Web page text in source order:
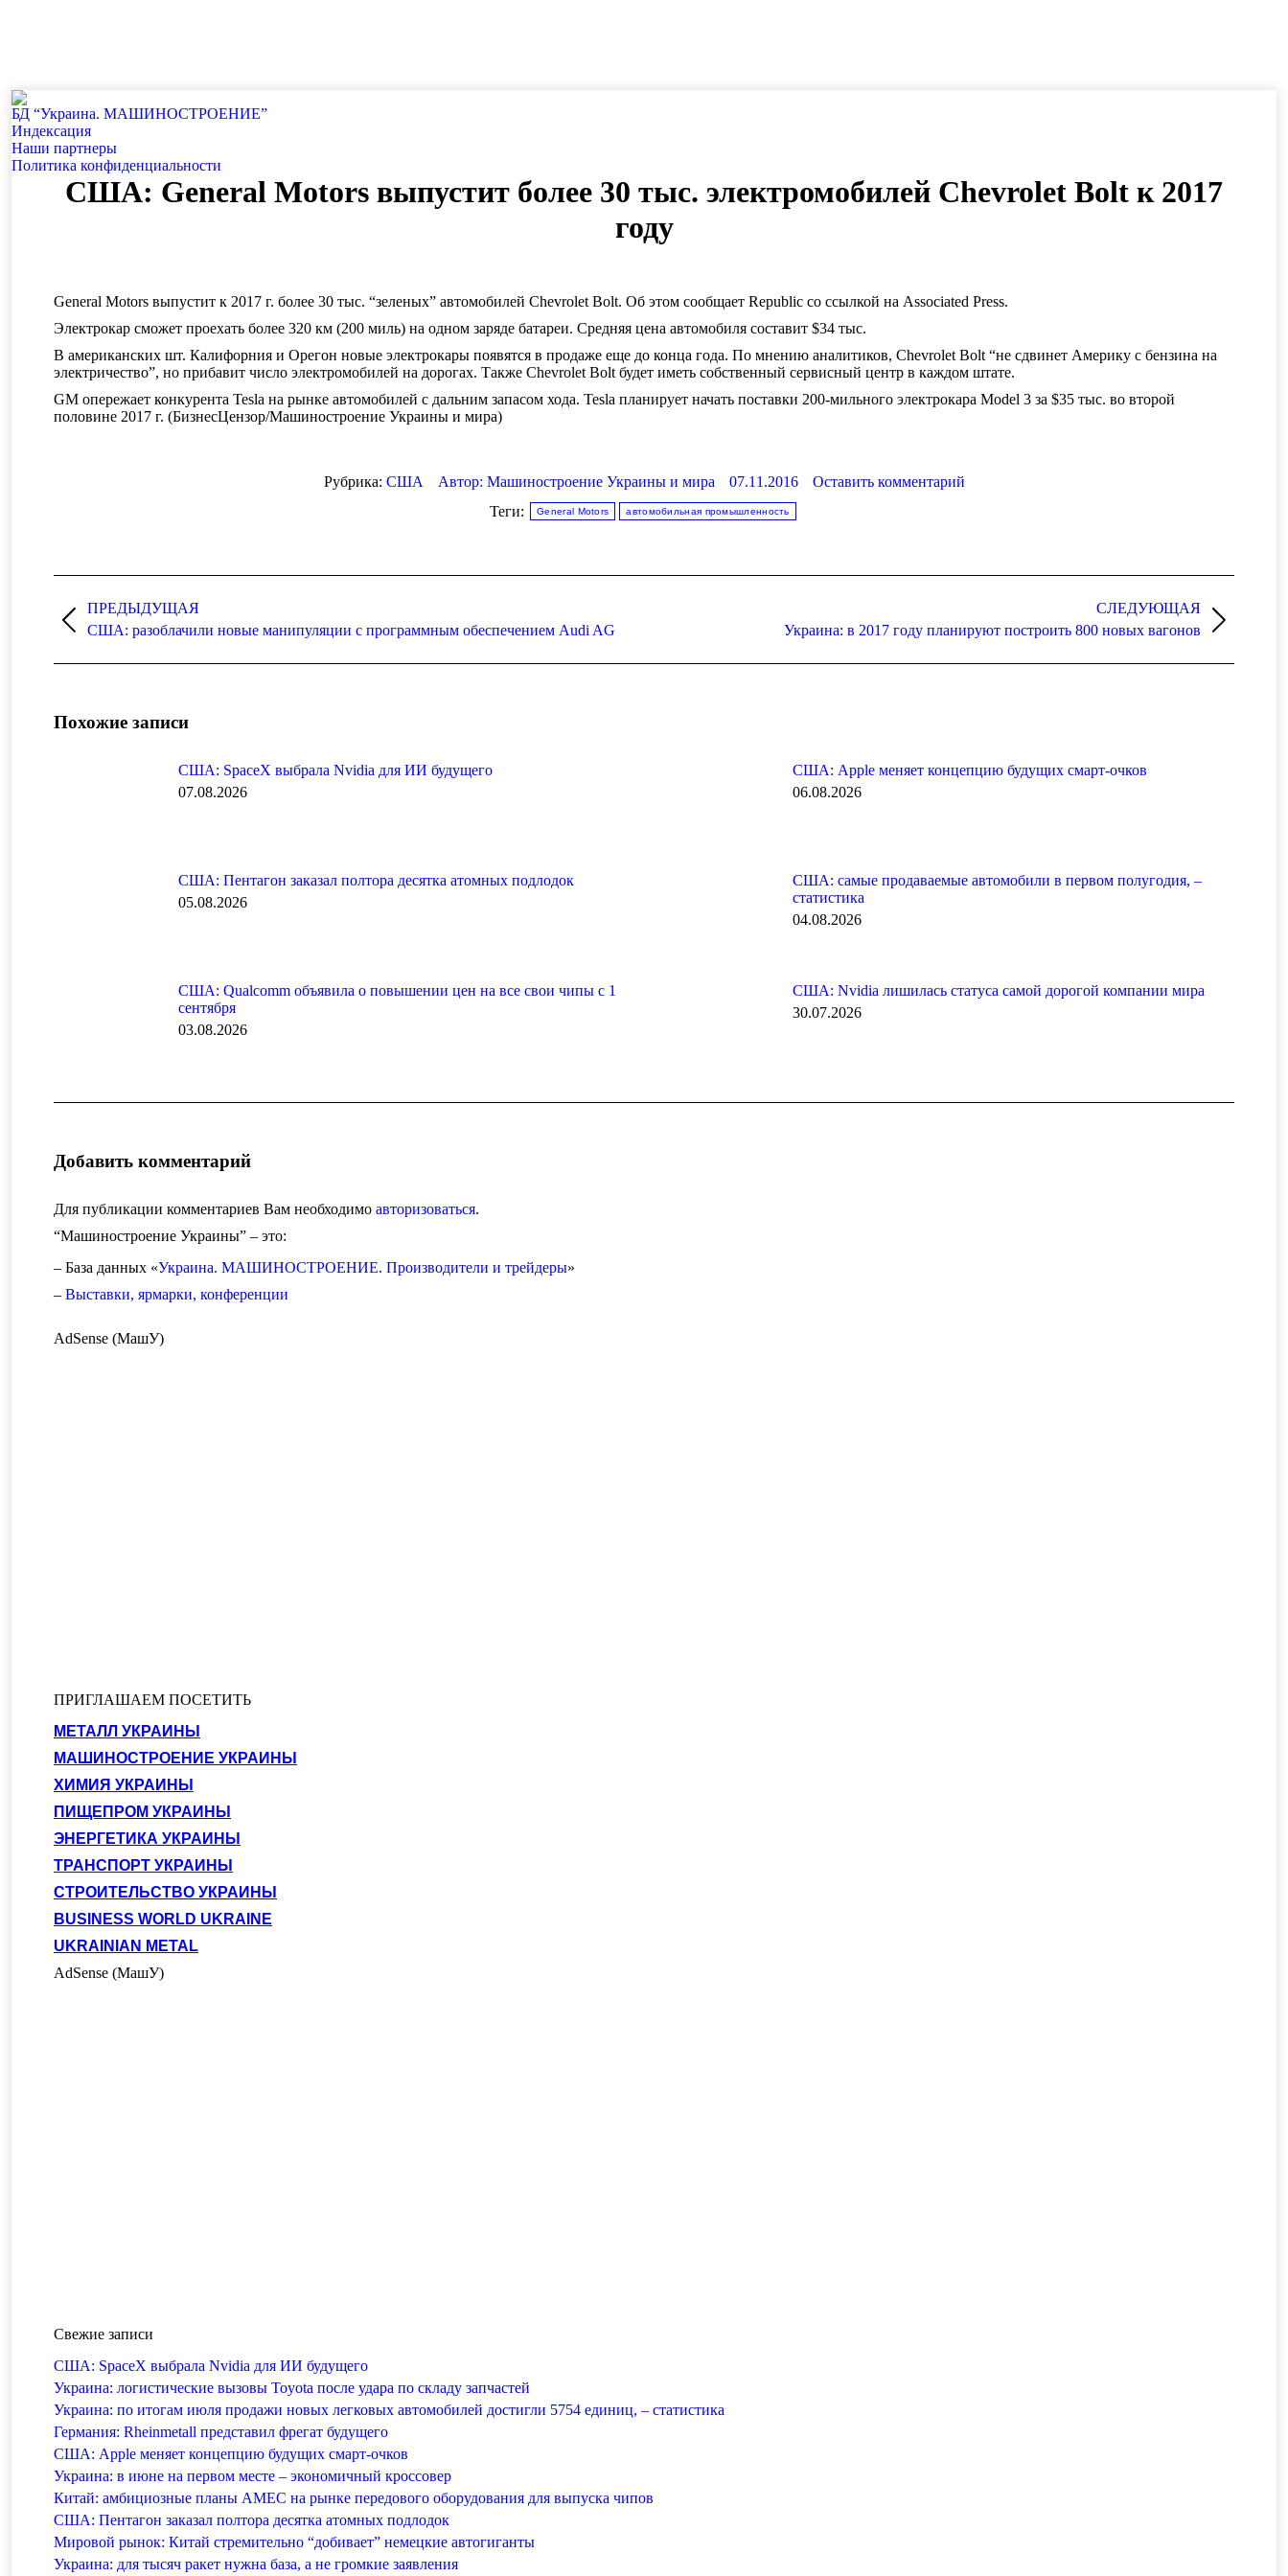
БД “Украина. МАШИНОСТРОЕНИЕ”
Индекcация
Наши партнеры
Политика конфиденциальности
США: General Motors выпустит более 30 тыс. электромобилей Chevrolet Bolt к 2017
году
General Motors выпустит к 2017 г. более 30 тыс. “зеленых” автомобилей Chevrolet Bolt. Об этом сообщает Republic со ссылкой на Associated Press.
Электрокар сможет проехать более 320 км (200 миль) на одном заряде батареи. Средняя цена автомобиля составит $34 тыс.
В американских шт. Калифорния и Орегон новые электрокары появятся в продаже еще до конца года. По мнению аналитиков, Chevrolet Bolt “не сдвинет Америку с бензина на
электричество”, но прибавит число электромобилей на дорогах. Также Chevrolet Bolt будет иметь собственный сервисный центр в каждом штате.
GM опережает конкурента Tesla на рынке автомобилей с дальним запасом хода. Tesla планирует начать поставки 200-мильного электрокара Model 3 за $35 тыс. во второй
половине 2017 г. (БизнесЦензор/Машиностроение Украины и мира)
Рубрика: США Автор: Машиностроение Украины и мира 07.11.2016
Оставить комментарий
Теги:
General Motors автомобильная промышленность
по
записям
ПРЕДЫДУЩАЯ
Предыдущая
запись:
США: разоблачили новые манипуляции с программным обеспечением Audi AG
СЛЕДУЮЩАЯ
Украина: в 2017 году планируют построить 800 новых вагонов
Похожие записи
США: SpaceX выбрала Nvidia для ИИ будущего
07.08.2026
США: Apple меняет концепцию будущих смарт-очков
06.08.2026
США: Пентагон заказал полтора десятка атомных подлодок
05.08.2026
США: самые продаваемые автомобили в первом полугодия, –
статистика
04.08.2026
США: Qualcomm объявила о повышении цен на все свои чипы с 1
сентября
03.08.2026
США: Nvidia лишилась статуса самой дорогой компании мира
30.07.2026
Добавить комментарий
Для публикации комментариев Вам необходимо авторизоваться.
“Машиностроение Украины” – это:
– База данных «Украина. МАШИНОСТРОЕНИЕ. Производители и трейдеры»
– Выставки, ярмарки, конференции
AdSense (МашУ)
ПРИГЛАШАЕМ ПОСЕТИТЬ
МЕТАЛЛ УКРАИНЫ
МАШИНОСТРОЕНИЕ УКРАИНЫ
ХИМИЯ УКРАИНЫ
ПИЩЕПРОМ УКРАИНЫ
ЭНЕРГЕТИКА УКРАИНЫ
ТРАНСПОРТ УКРАИНЫ
СТРОИТЕЛЬСТВО УКРАИНЫ
BUSINESS WORLD UKRAINE
UKRAINIAN METAL
AdSense (МашУ)
Свежие записи
США: SpaceX выбрала Nvidia для ИИ будущего
Украина: логистические вызовы Toyota после удара по складу запчастей
Украина: по итогам июля продажи новых легковых автомобилей достигли 5754 единиц, – статистика
Германия: Rheinmetall представил фрегат будущего
США: Apple меняет концепцию будущих смарт-очков
Украина: в июне на первом месте – экономичный кроссовер
Китай: амбициозные планы AMEC на рынке передового оборудования для выпуска чипов
США: Пентагон заказал полтора десятка атомных подлодок
Мировой рынок: Китай стремительно “добивает” немецкие автогиганты
Украина: для тысяч ракет нужна база, а не громкие заявления